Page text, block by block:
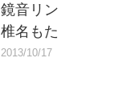
鏡音リン
椎名もた
2013/10/17